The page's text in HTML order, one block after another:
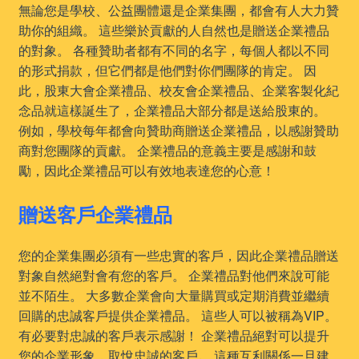
無論您是學校、公益團體還是企業集團，都會有人大力贊
助你的組織。 這些樂於貢獻的人自然也是贈送企業禮品
的對象。 各種贊助者都有不同的名字，每個人都以不同
的形式捐款，但它們都是他們對你們團隊的肯定。 因
此，股東大會企業禮品、校友會企業禮品、企業客製化紀
念品就這樣誕生了，企業禮品大部分都是送給股東的。
例如，學校每年都會向贊助商贈送企業禮品，以感謝贊助
商對您團隊的貢獻。 企業禮品的意義主要是感謝和鼓
勵，因此企業禮品可以有效地表達您的心意！
贈送客戶企業禮品
您的企業集團必須有一些忠實的客戶，因此企業禮品贈送
對象自然絕對會有您的客戶。 企業禮品對他們來說可能
並不陌生。 大多數企業會向大量購買或定期消費並繼續
回購的忠誠客戶提供企業禮品。 這些人可以被稱為VIP。
有必要對忠誠的客戶表示感謝！ 企業禮品絕對可以提升